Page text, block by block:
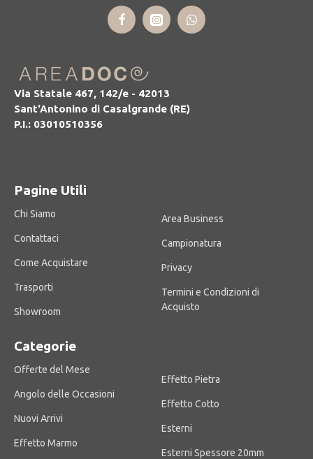
Via Statale 467, 142/e - 42013
Sant'Antonino di Casalgrande (RE)
P.I.: 03010510356
Pagine Utili
Chi Siamo
Contattaci
Come Acquistare
Trasporti
Showroom
Area Business
Campionatura
Privacy
Termini e Condizioni di
Acquisto
Categorie
Offerte del Mese
Angolo delle Occasioni
Nuovi Arrivi
Effetto Marmo
Effetto Pietra
Effetto Cotto
Esterni
Esterni Spessore 20mm